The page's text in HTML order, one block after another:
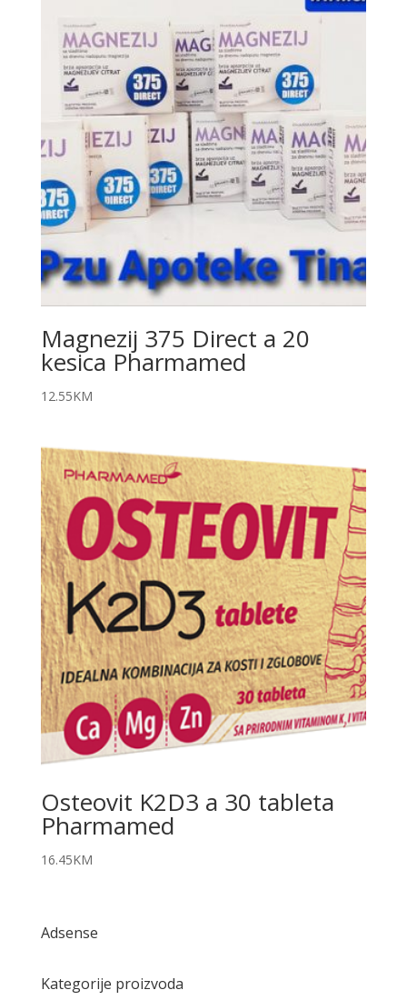
Magnezij 375 Direct a 20
kesica Pharmamed
12.55KM
Osteovit K2D3 a 30 tableta
Pharmamed
16.45KM
Adsense
Kategorije proizvoda